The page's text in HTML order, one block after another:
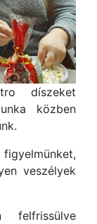
díszeket
közben
veszélyek
felfrissülve